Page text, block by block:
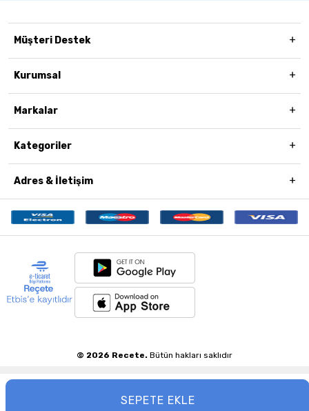
SEPETE EKLE
Müşteri Destek
Kurumsal
Markalar
Kategoriler
Adres & İletişim
© 2026 Recete. Bütün hakları saklıdır